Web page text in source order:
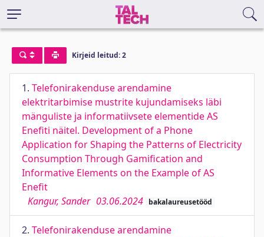
Kirjeid leitud: 2
1. Telefonirakenduse arendamine
elektritarbimise mustrite kujundamiseks läbi
mänguliste ja informatiivsete elementide AS
Enefiti näitel. Development of a Phone
Application for Shaping the Patterns of Electricity
Consumption Through Gamification and
Informative Elements on the Example of AS
Enefit
Kangur, Sander 03.06.2024 bakalaureusetööd
2. Telefonirakenduse arendamine